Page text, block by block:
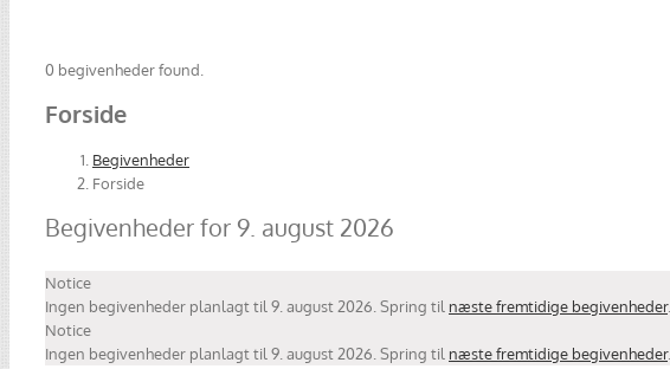
0 begivenheder found.
Forside
Begivenheder
Forside
Begivenheder for 9. august 2026
Notice
Ingen begivenheder planlagt til 9. august 2026. Spring til næste fremtidige begivenheder.
Notice
Ingen begivenheder planlagt til 9. august 2026. Spring til næste fremtidige begivenheder.